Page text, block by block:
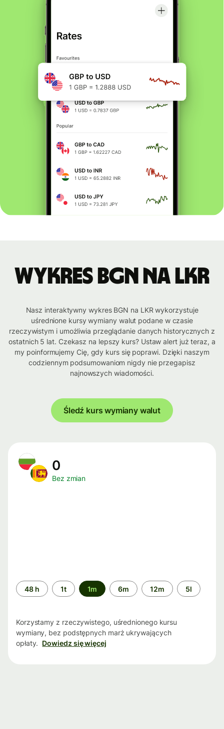
Wykres BGN na LKR
Nasz interaktywny wykres BGN na LKR wykorzystuje
uśrednione kursy wymiany walut podane w czasie
rzeczywistym i umożliwia przeglądanie danych historycznych z
ostatnich 5 lat. Czekasz na lepszy kurs? Ustaw alert już teraz, a
my poinformujemy Cię, gdy kurs się poprawi. Dzięki naszym
codziennym podsumowaniom nigdy nie przegapisz
najnowszych wiadomości.
Śledź kurs wymiany walut
0
Bez zmian
Przedział
czasu
48 h 1t 1m 6m 12m 5l
Korzystamy z rzeczywistego, uśrednionego kursu
wymiany, bez podstępnych marż ukrywających
opłaty. Dowiedz się więcej